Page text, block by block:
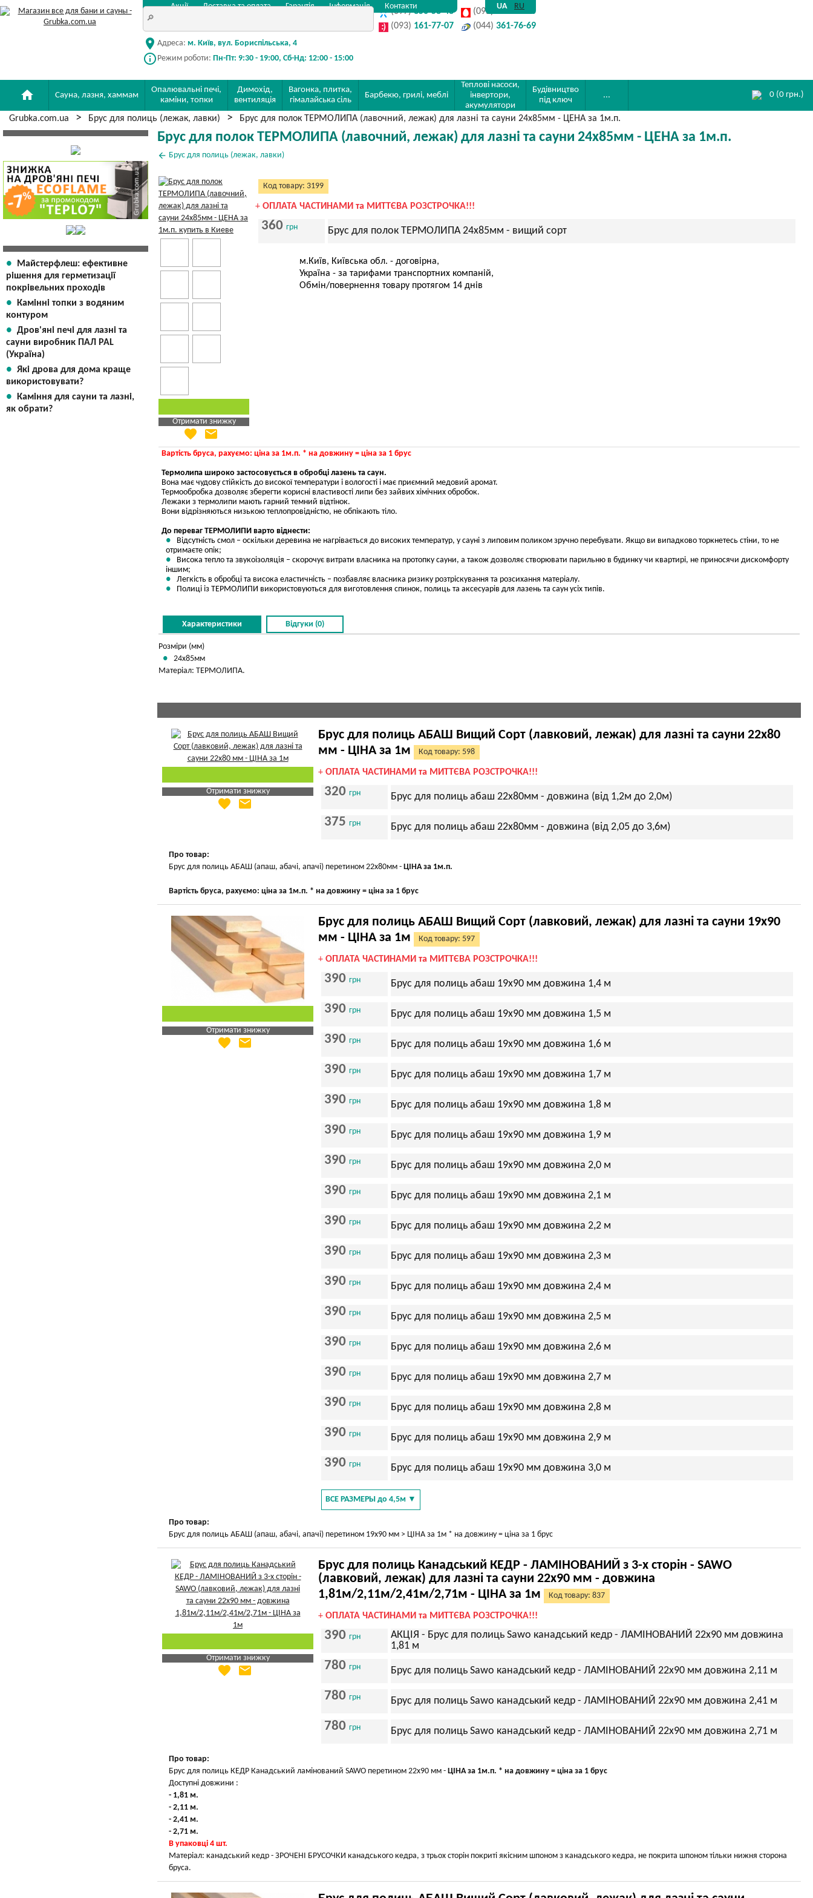
Акції Доставка та оплата Гарантія Інформація Контакти UA RU
location_on Адреса: м. Київ, вул. Бориспільська, 4
info_outline Режим роботи: Пн-Пт: 9:30 - 19:00, Сб-Нд: 12:00 - 15:00
(097)350-58-48 (095)
142-32-80
(093) 161-77-07 (044) 361-76-69
home Сауна, лазня, хаммам
Опалювальні печі,
каміни, топки
Димохід,
вентиляція
Вагонка, плитка,
гімалайська сіль
Барбекю, грилі, меблі
Теплові насоси,
інвертори,
акумулятори
Будівництво
під ключ
... 0 (0 грн.)
Grubka.com.ua Брус для полиць (лежак, лавки) Брус для полок ТЕРМОЛИПА (лавочний, лежак) для лазні та сауни 24х85мм - ЦЕНА за 1м.п.
Майстерфлеш: ефективне
рішення для герметизації
покрівельних проходів
Камінні топки з водяним
контуром
Дров'яні печі для лазні та
сауни виробник ПАЛ PAL
(Україна)
Які дрова для дома краще
використовувати?
Каміння для сауни та лазні,
як обрати?
Брус для полок ТЕРМОЛИПА (лавочний, лежак) для лазні та сауни 24х85мм - ЦЕНА за 1м.п.
arrow_back Брус для полиць (лежак, лавки)
Отримати знижку
Яка Ваша ціна
Вказати мою ціну
favorite email
Код товару: 3199
+ ОПЛАТА ЧАСТИНАМИ та МИТТЄВА РОЗСТРОЧКА!!!
360 грн Брус для полок ТЕРМОЛИПА 24х85мм - вищий сорт
м.Київ, Київська обл. - договірна,
Україна - за тарифами транспортних компаній,
Обмін/повернення товару протягом 14 днів
Вартість бруса, рахуємо: ціна за 1м.п. * на довжину = ціна за 1 брус
Термолипа широко застосовується в обробці лазень та саун.
Вона має чудову стійкість до високої температури і вологості і має приємний медовий аромат.
Термообробка дозволяє зберегти корисні властивості липи без зайвих хімічних обробок.
Лежаки з термолипи мають гарний темний відтінок.
Вони відрізняються низькою теплопровідністю, не обпікають тіло.
До переваг ТЕРМОЛИПИ варто віднести:
Відсутність смол – оскільки деревина не нагрівається до високих температур, у сауні з липовим поликом зручно перебувати. Якщо ви випадково торкнетесь стіни, то не
отримаєте опік;
Висока тепло та звукоізоляція – скорочує витрати власника на протопку сауни, а також дозволяє створювати парильню в будинку чи квартирі, не приносячи дискомфорту
іншим;
Легкість в обробці та висока еластичність – позбавляє власника ризику розтріскування та розсихання матеріалу.
Полиці із ТЕРМОЛИПИ використовуються для виготовлення спинок, полиць та аксесуарів для лазень та саун усіх типів.
Характеристики Відгуки (0)
Розміри (мм)
24х85мм
Матеріал: ТЕРМОЛИПА.
Отримати знижку
Яка Ваша ціна
favorite email
Брус для полиць АБАШ Вищий Сорт (лавковий, лежак) для лазні та сауни 22х80
мм - ЦІНА за 1м
Код товару: 598
+ ОПЛАТА ЧАСТИНАМИ та МИТТЄВА РОЗСТРОЧКА!!!
320 грн Брус для полиць абаш 22х80мм - довжина (від 1,2м до 2,0м)
375 грн Брус для полиць абаш 22х80мм - довжина (від 2,05 до 3,6м)
Про товар:
Брус для полиць АБАШ (апаш, абачі, апачі) перетином 22х80мм - ЦІНА за 1м.п.
Вартість бруса, рахуємо: ціна за 1м.п. * на довжину = ціна за 1 брус
Отримати знижку
Яка Ваша ціна
favorite email
Брус для полиць АБАШ Вищий Сорт (лавковий, лежак) для лазні та сауни 19х90
мм - ЦІНА за 1м
Код товару: 597
+ ОПЛАТА ЧАСТИНАМИ та МИТТЄВА РОЗСТРОЧКА!!!
390 грн Брус для полиць абаш 19х90 мм довжина 1,4 м
390 грн Брус для полиць абаш 19х90 мм довжина 1,5 м
390 грн Брус для полиць абаш 19х90 мм довжина 1,6 м
390 грн Брус для полиць абаш 19х90 мм довжина 1,7 м
390 грн Брус для полиць абаш 19х90 мм довжина 1,8 м
390 грн Брус для полиць абаш 19х90 мм довжина 1,9 м
390 грн Брус для полиць абаш 19х90 мм довжина 2,0 м
390 грн Брус для полиць абаш 19х90 мм довжина 2,1 м
390 грн Брус для полиць абаш 19х90 мм довжина 2,2 м
390 грн Брус для полиць абаш 19х90 мм довжина 2,3 м
390 грн Брус для полиць абаш 19х90 мм довжина 2,4 м
390 грн Брус для полиць абаш 19х90 мм довжина 2,5 м
390 грн Брус для полиць абаш 19х90 мм довжина 2,6 м
390 грн Брус для полиць абаш 19х90 мм довжина 2,7 м
390 грн Брус для полиць абаш 19х90 мм довжина 2,8 м
390 грн Брус для полиць абаш 19х90 мм довжина 2,9 м
390 грн Брус для полиць абаш 19х90 мм довжина 3,0 м
ВСЕ РАЗМЕРЫ до 4,5м ▼
Про товар:
Брус для полиць АБАШ (апаш, абачі, апачі) перетином 19х90 мм > ЦІНА за 1м * на довжину = ціна за 1 брус
Отримати знижку
Яка Ваша ціна
favorite email
Брус для полиць Канадський КЕДР - ЛАМІНОВАНИЙ з 3-х сторін - SAWO
(лавковий, лежак) для лазні та сауни 22х90 мм - довжина
1,81м/2,11м/2,41м/2,71м - ЦІНА за 1м
Код товару: 837
+ ОПЛАТА ЧАСТИНАМИ та МИТТЄВА РОЗСТРОЧКА!!!
390 грн
АКЦІЯ - Брус для полиць Sawo канадський кедр - ЛАМІНОВАНИЙ 22х90 мм довжина
1,81 м
780 грн Брус для полиць Sawo канадський кедр - ЛАМІНОВАНИЙ 22х90 мм довжина 2,11 м
780 грн Брус для полиць Sawo канадський кедр - ЛАМІНОВАНИЙ 22х90 мм довжина 2,41 м
780 грн Брус для полиць Sawo канадський кедр - ЛАМІНОВАНИЙ 22х90 мм довжина 2,71 м
Про товар:
Брус для полиць КЕДР Канадський ламінований SAWO перетином 22х90 мм - ЦІНА за 1м.п. * на довжину = ціна за 1 брус
Доступні довжини :
- 1,81 м.
- 2,11 м.
- 2,41 м.
- 2,71 м.
В упаковці 4 шт.
Матеріал: канадський кедр - ЗРОЧЕНІ БРУСОЧКИ канадського кедра, з трьох сторін покриті якісним шпоном з канадського кедра, не покрита шпоном тільки нижня сторона
бруса.